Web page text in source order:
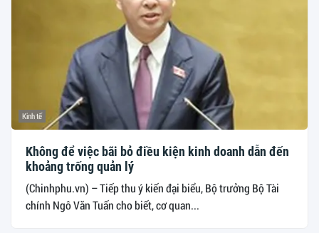
Kinh tế
Không để việc bãi bỏ điều kiện kinh doanh dẫn đến
khoảng trống quản lý
(Chinhphu.vn) – Tiếp thu ý kiến đại biểu, Bộ trưởng Bộ Tài
chính Ngô Văn Tuấn cho biết, cơ quan...